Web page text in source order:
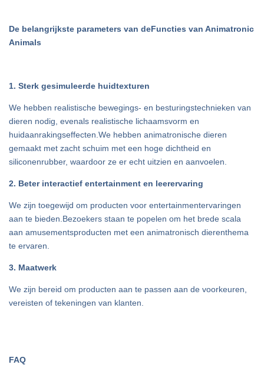
De belangrijkste parameters van deFuncties van Animatronic
Animals
1. Sterk gesimuleerde huidtexturen
We hebben realistische bewegings- en besturingstechnieken van
dieren nodig, evenals realistische lichaamsvorm en
huidaanrakingseffecten.We hebben animatronische dieren
gemaakt met zacht schuim met een hoge dichtheid en
siliconenrubber, waardoor ze er echt uitzien en aanvoelen.
2. Beter interactief entertainment en leerervaring
We zijn toegewijd om producten voor entertainmentervaringen
aan te bieden.Bezoekers staan ​​te popelen om het brede scala
aan amusementsproducten met een animatronisch dierenthema
te ervaren.
3. Maatwerk
We zijn bereid om producten aan te passen aan de voorkeuren,
vereisten of tekeningen van klanten.
FAQ